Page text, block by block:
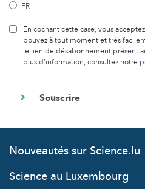
FR
En cochant cette case, vous
pouvez à tout moment et très
le lien de désabonnement présent
plus d’information, consultez notre
Nouveautés sur Science.lu
Science au Luxembourg